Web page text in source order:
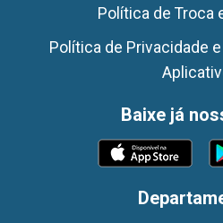
Política de Troca
Política de Privacidade
Baixe já